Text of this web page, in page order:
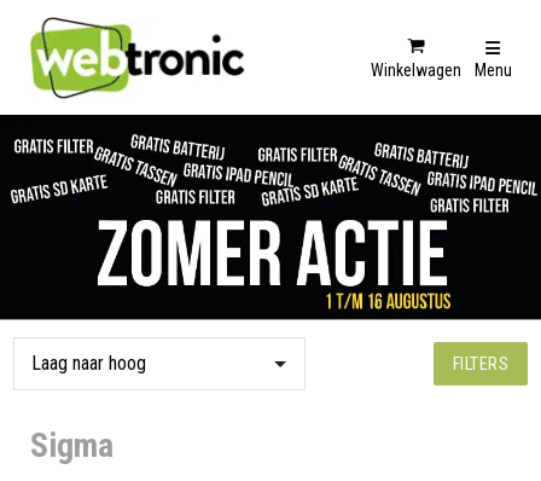
Winkelwagen Menu
FILTERS
Sigma